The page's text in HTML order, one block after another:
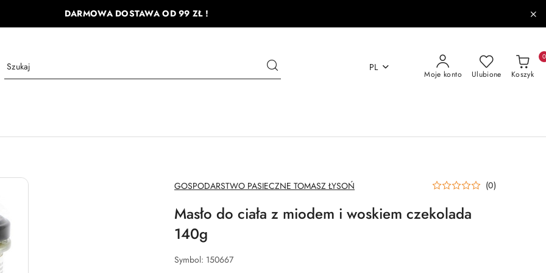
DARMOWA DOSTAWA OD 99 ZŁ !
PL
Moje konto Ulubione Koszyk
0
NAZWA
PRODUCENTA:
GOSPODARSTWO PASIECZNE TOMASZ ŁYSOŃ (0)
Masło do ciała z miodem i woskiem czekolada
140g
Symbol: 150667